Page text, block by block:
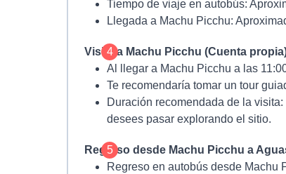
Tiempo de viaje en autobús:
Llegada a Machu Picchu:
4
Visita a Machu Picchu (Cuenta
Al llegar a Machu Picchu a las
Te recomendaría tomar un tour
Duración recomendada de la
desees pasar explorando el sitio.
5
Regreso desde Machu Picchu a
Regreso en autobús desde Machu